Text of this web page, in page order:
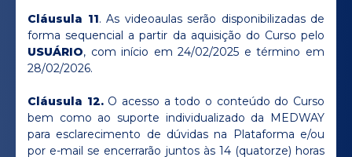
Cláusula 11. As videoaulas serão disponibilizadas de
forma sequencial a partir da aquisição do Curso pelo
USUÁRIO, com início em 24/02/2025 e término em
28/02/2026.
Cláusula 12.O acesso a todo o conteúdo do Curso
bem como ao suporte individualizado da MEDWAY
para esclarecimento de dúvidas na Plataforma e/ou
por e-mail se encerrarão juntos às 14 (quatorze) horas